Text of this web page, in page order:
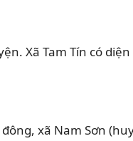
Xã Tam Tín có
xã Nam Sơn